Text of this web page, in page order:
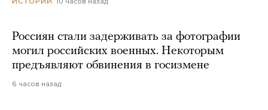
Россиян стали задерживать за фотографии
могил российских военных. Некоторым
предъявляют обвинения в госизмене
6 часов назад